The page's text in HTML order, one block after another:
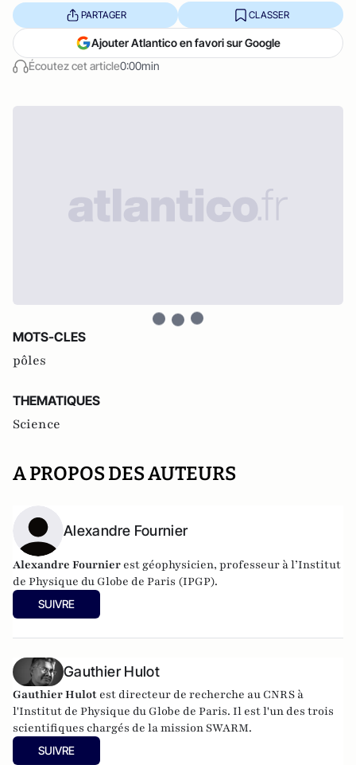
Écoutez cet article0:00min
PARTAGER CLASSER
Ajouter Atlantico en favori sur Google
MOTS-CLES
pôles
THEMATIQUES
Science
A PROPOS DES AUTEURS
Alexandre Fournier
Alexandre Fournier est géophysicien, professeur à l’Institut
de Physique du Globe de Paris (IPGP).
SUIVRE
Gauthier Hulot
Gauthier Hulot est directeur de recherche au CNRS à
l'Institut de Physique du Globe de Paris. Il est l'un des trois
scientifiques chargés de la mission SWARM.
SUIVRE